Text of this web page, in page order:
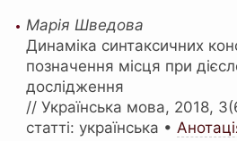
Марія Шведова
Динаміка синтаксичних
позначення місця при
дослідження
// Українська мова, 2018,
статті: українська •